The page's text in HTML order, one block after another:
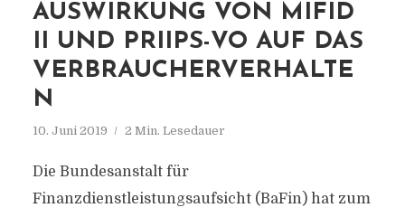
AUSWIRKUNG VON MIFID
II UND PRIIPS-VO AUF DAS
VERBRAUCHERVERHALTE
N
10. Juni 2019 2 Min. Lesedauer
Die Bundesanstalt für
Finanzdienstleistungsaufsicht (BaFin) hat zum